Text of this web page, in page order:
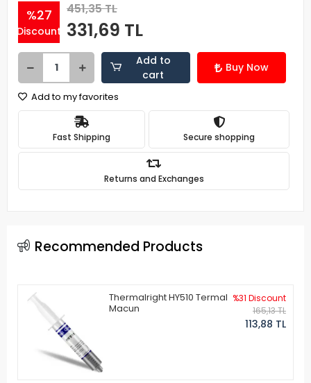
%27
Discount
451,35 TL
331,69 TL
Add to
cart
Buy Now
Add to my favorites
Fast Shipping Secure shopping
Returns and Exchanges
Recommended Products
Thermalright HY510 Termal
Macun
%31 Discount
165,13 TL
113,88 TL